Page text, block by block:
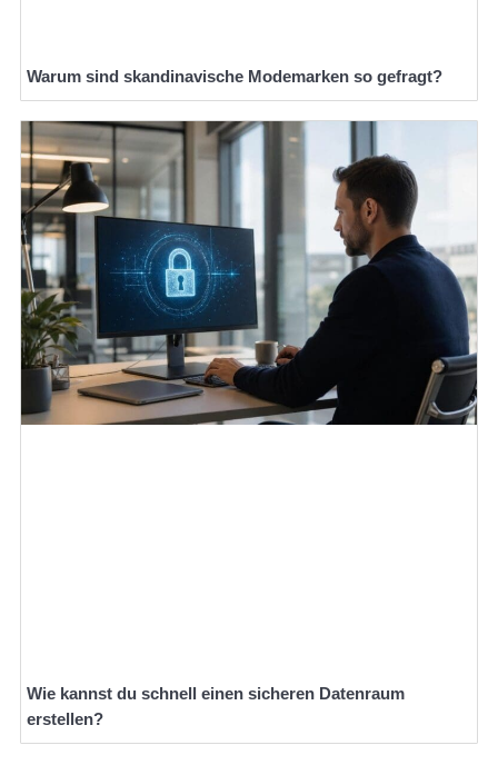
Warum sind skandinavische Modemarken so gefragt?
Wie kannst du schnell einen sicheren Datenraum
erstellen?